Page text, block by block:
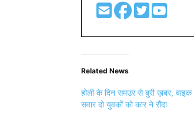
Related News
होली के दिन समउर से बुरी ख़बर, बाइक
सवार दो युवकों को कार ने रौंदा